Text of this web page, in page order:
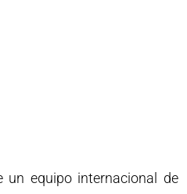
un equipo internacional de